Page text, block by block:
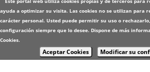
ayuda a optimizar su visita. Las cookies no se utilizan para
carácter personal. Usted puede permitir su uso o
configuración siempre que lo desee. Dispone de más
Cookies.